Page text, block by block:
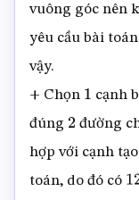
vuông góc nên
yêu cầu bài
vậy.
+ Chọn 1 cạnh
đúng 2 đường
hợp với cạnh
toán, do đó có